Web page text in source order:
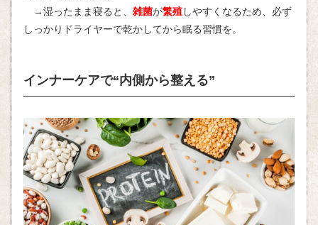
→湿ったまま寝ると、 雑菌が繁殖しやすくなるため、必ず
しっかりドライヤーで乾かしてから眠る習慣を。
インナーケアで“内側から整える”